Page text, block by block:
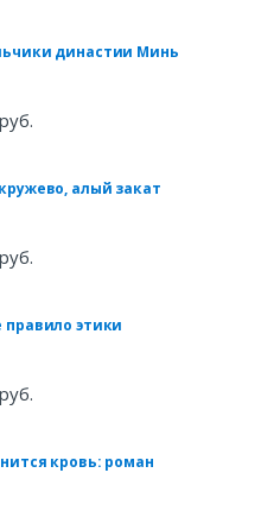
династии Минь
алый закат
правило этики
кровь: роман